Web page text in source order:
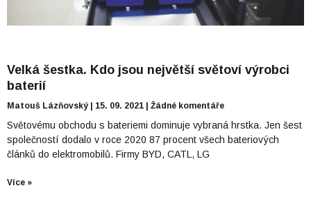
Velká šestka. Kdo jsou největší světoví výrobci
baterií
Matouš Lázňovský 15. 09. 2021 Žádné komentáře
Světovému obchodu s bateriemi dominuje vybraná hrstka. Jen šest
společností dodalo v roce 2020 87 procent všech bateriových
článků do elektromobilů. Firmy BYD, CATL, LG
Více »